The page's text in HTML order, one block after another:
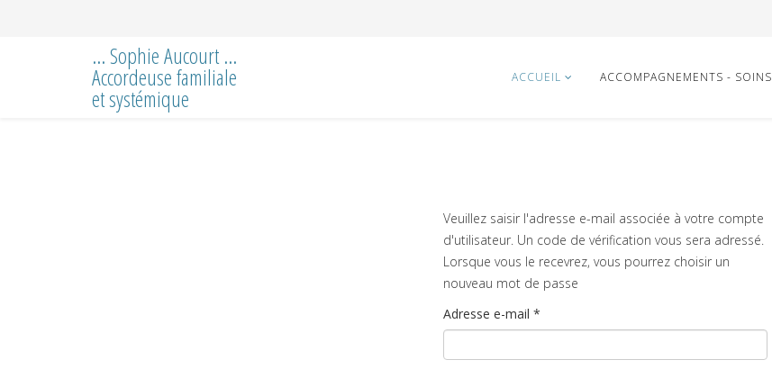
... Sophie Aucourt ...
Accordeuse familiale
et systémique
ACCUEIL ACCOMPAGNEMENTS - SOINS
Veuillez saisir l'adresse e-mail associée à votre compte
d'utilisateur. Un code de vérification vous sera adressé.
Lorsque vous le recevrez, vous pourrez choisir un
nouveau mot de passe
Adresse e-mail *